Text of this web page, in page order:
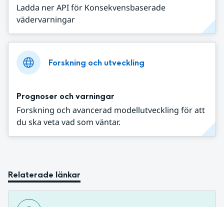
Ladda ner API för Konsekvensbaserade
vädervarningar
Forskning och utveckling
Prognoser och varningar
Forskning och avancerad modellutveckling för att
du ska veta vad som väntar.
Relaterade länkar